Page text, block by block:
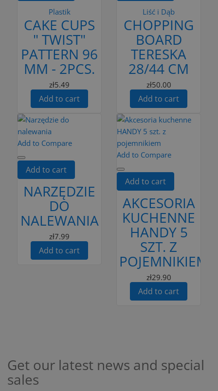
Plastik
CAKE CUPS
" TWIST"
PATTERN 96
MM - 2PCS.
zł5.49
Add to cart
Liść i Dąb
CHOPPING
BOARD
TERESKA
28/44 CM
zł50.00
Add to cart
Add to Compare
Add to cart
NARZĘDZIE
DO
NALEWANIA
zł7.99
Add to cart
Add to Compare
Add to cart
AKCESORIA
KUCHENNE
HANDY 5
SZT. Z
POJEMNIKIEM
zł29.90
Add to cart
Get our latest news and special
sales